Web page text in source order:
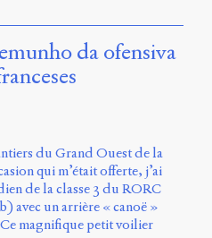
da ofensiva
du Grand Ouest de la
qui m’était offerte, j’ai
de la classe 3 du RORC
avec un arrière « canoë »
magnifique petit voilier